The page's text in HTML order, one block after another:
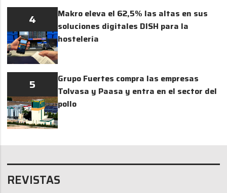
4
Makro eleva el 62,5% las altas en sus
soluciones digitales DISH para la
hostelería
5
Grupo Fuertes compra las empresas
Tolvasa y Paasa y entra en el sector del
pollo
REVISTAS